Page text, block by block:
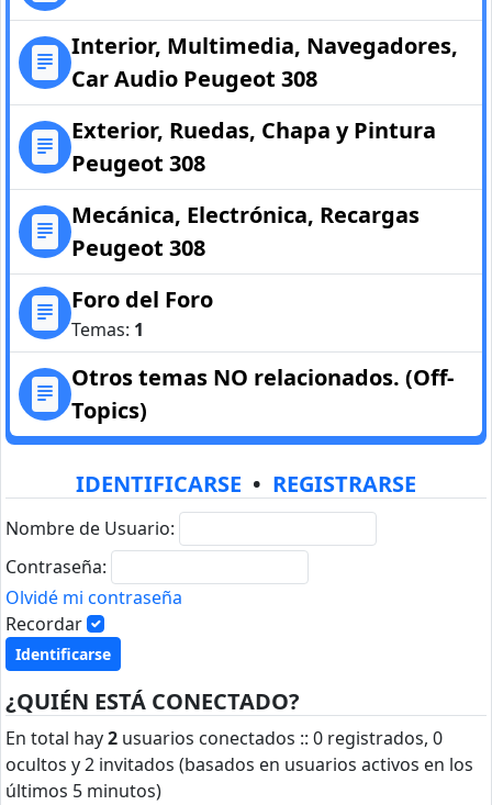
Interior, Multimedia, Navegadores,
Car Audio Peugeot 308
Exterior, Ruedas, Chapa y Pintura
Peugeot 308
Mecánica, Electrónica, Recargas
Peugeot 308
Foro del Foro
Temas: 1
Otros temas NO relacionados. (Off-
Topics)
IDENTIFICARSE • REGISTRARSE
Nombre de Usuario:
Contraseña:
Olvidé mi contraseña
Recordar
¿QUIÉN ESTÁ CONECTADO?
En total hay2 usuarios conectados :: 0 registrados, 0
ocultos y 2 invitados (basados en usuarios activos en los
últimos 5 minutos)